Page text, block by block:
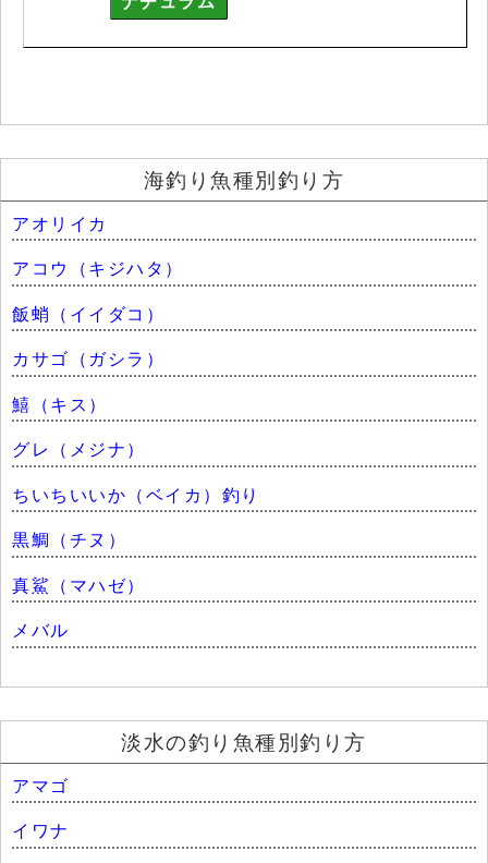
海釣り魚種別釣り方
アオリイカ
アコウ（キジハタ）
飯蛸（イイダコ）
カサゴ（ガシラ）
鱚（キス）
グレ（メジナ）
ちいちいいか（ベイカ）釣り
黒鯛（チヌ）
真鯊（マハゼ）
メバル
淡水の釣り魚種別釣り方
アマゴ
イワナ